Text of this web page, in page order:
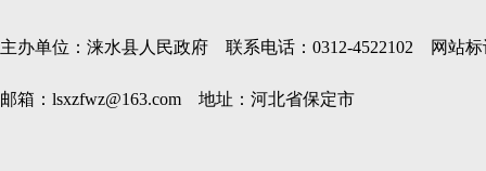
主办单位：涞水县人民政府 联系电话：0312-4522102 网站标
邮箱：lsxzfwz@163.com 地址：河北省保定市